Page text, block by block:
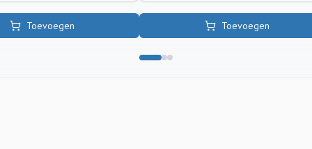
Toevoegen Toevoegen